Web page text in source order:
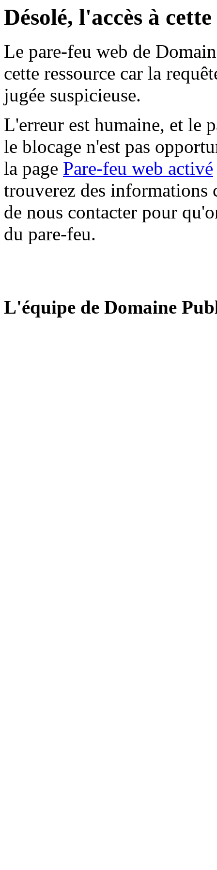
Désolé, l'accès à
Le pare-feu web de
cette ressource car la
jugée suspicieuse.
L'erreur est humaine, et le
le blocage n'est pas
la page Pare-feu web activé
trouverez des informations
de nous contacter pour
du pare-feu.
L'équipe de Domaine